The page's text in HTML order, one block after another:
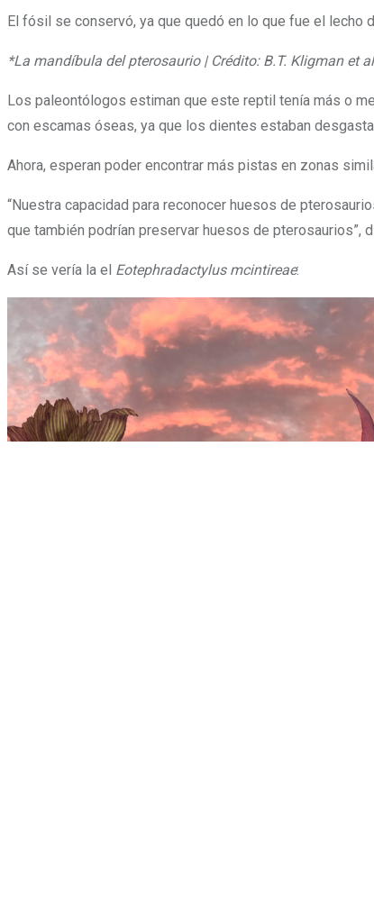
El fósil se conservó, ya que quedó en lo que fue el lecho
*La mandíbula del pterosaurio | Crédito: B.T. Kligman et
Los paleontólogos estiman que este reptil tenía más o
con escamas óseas, ya que los dientes estaban
Ahora, esperan poder encontrar más pistas en zonas
“Nuestra capacidad para reconocer huesos de
que también podrían preservar huesos de pterosaurios”,
Así se vería la el Eotephradactylus mcintireae: